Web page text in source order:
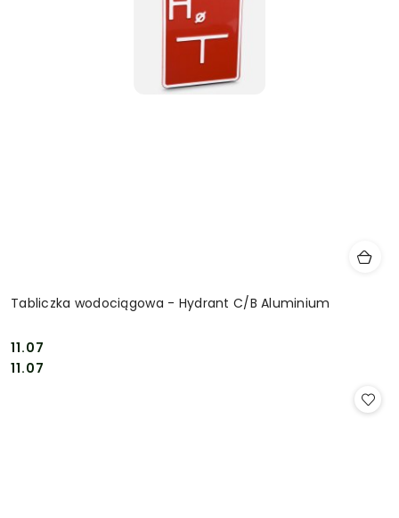
Tabliczka wodociągowa - Hydrant C/B Aluminium
Cena:
11.07
Cena:
11.07